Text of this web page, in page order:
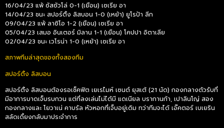
16/04/23 แพ้ ซัสซัวโล่ 0-1 (เยือน) เซเรีย อา
14/04/23 ชนะ สปอร์ติ้ง ลิสบอน 1-0 (เหย้า) ยูโรป้า ลีก
09/04/23 แพ้ ลาซิโอ 1-2 (เยือน) เซเรีย อา
05/04/23 เสมอ อินเตอร์ มิลาน 1-1 (เยือน) โคปปา อิตาเลีย
02/04/23 ชนะ เวโรน่า 1-0 (เหย้า) เซเรีย อา
สภาพทีมล่าสุดของทั้งสองทีม
สปอร์ติ้ง ลิสบอน
สปอร์ติ้ง ลิสบอนต้องรอเช็คฟิต เยเรไมห์ เซนต์ ยุสเต้ (21 นัด) กองกลางตัวรับที่
มีอาการบาดเจ็บรบกวน แต่ที่ลงเล่นไม่ได้มี แดเนียล บรากานก้า, เปาลินโญ่ สอง
กองกลางและ โยวาเน่ คาบรัล หัวหอกที่เจ็บอยู่เดิม ทว่าทีมจะได้ เอ๊คตอร์ เบเยริน
สลัดเดี้ยงกลับมาประจำการ